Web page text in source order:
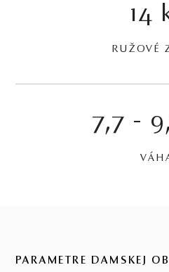
14
RUŽOVÉ
7,7 -
PARAMETRE DÁMSKEJ